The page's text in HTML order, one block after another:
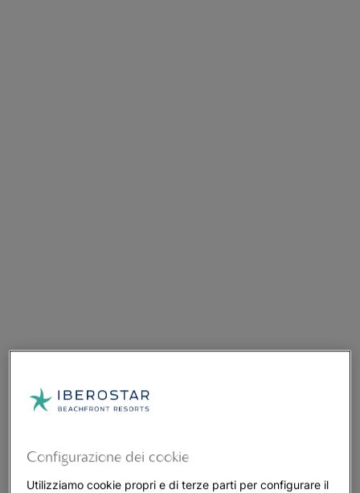
Configurazione dei cookie
Utilizziamo cookie propri e di terze parti per configurare il